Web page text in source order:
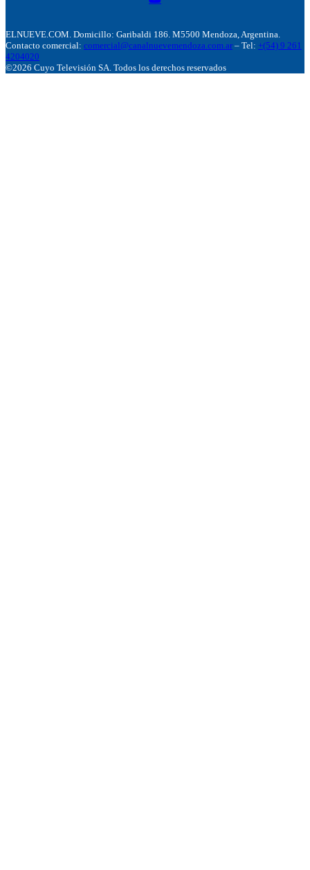
ELNUEVE.COM. Domicillo: Garibaldi 186. M5500 Mendoza, Argentina.
Contacto comercial: comercial@canalnuevemendoza.com.ar – Tel: +(54) 9 261
4204020
©2026 Cuyo Televisión SA. Todos los derechos reservados